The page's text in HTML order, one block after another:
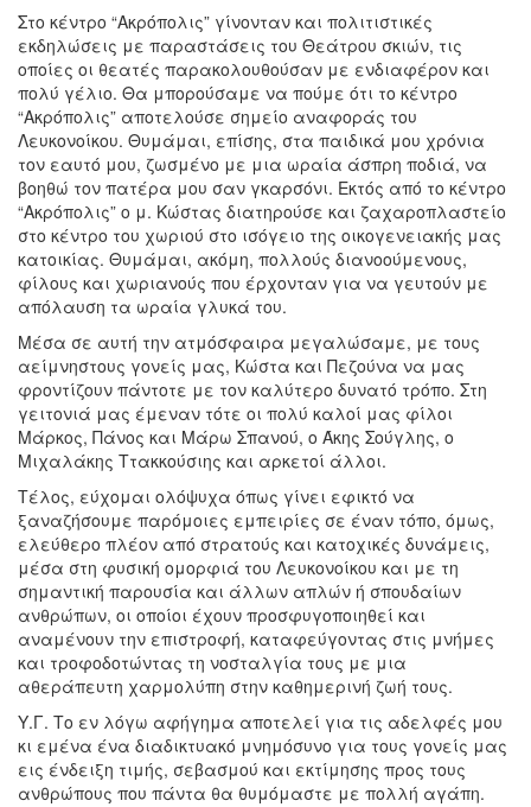
Στο κέντρο “Ακρόπολις” γίνονταν και πολιτιστικές
εκδηλώσεις με παραστάσεις του Θεάτρου σκιών, τις
οποίες οι θεατές παρακολουθούσαν με ενδιαφέρον και
πολύ γέλιο. Θα μπορούσαμε να πούμε ότι το κέντρο
“Ακρόπολις” αποτελούσε σημείο αναφοράς του
Λευκονοίκου. Θυμάμαι, επίσης, στα παιδικά μου χρόνια
τον εαυτό μου, ζωσμένο με μια ωραία άσπρη ποδιά, να
βοηθώ τον πατέρα μου σαν γκαρσόνι. Εκτός από το κέντρο
“Ακρόπολις” ο μ. Κώστας διατηρούσε και ζαχαροπλαστείο
στο κέντρο του χωριού στο ισόγειο της οικογενειακής μας
κατοικίας. Θυμάμαι, ακόμη, πολλούς διανοούμενους,
φίλους και χωριανούς που έρχονταν για να γευτούν με
απόλαυση τα ωραία γλυκά του.
Μέσα σε αυτή την ατμόσφαιρα μεγαλώσαμε, με τους
αείμνηστους γονείς μας, Κώστα και Πεζούνα να μας
φροντίζουν πάντοτε με τον καλύτερο δυνατό τρόπο. Στη
γειτονιά μας έμεναν τότε οι πολύ καλοί μας φίλοι
Μάρκος, Πάνος και Μάρω Σπανού, ο Άκης Σούγλης, ο
Μιχαλάκης Ττακκούσιης και αρκετοί άλλοι.
Τέλος, εύχομαι ολόψυχα όπως γίνει εφικτό να
ξαναζήσουμε παρόμοιες εμπειρίες σε έναν τόπο, όμως,
ελεύθερο πλέον από στρατούς και κατοχικές δυνάμεις,
μέσα στη φυσική ομορφιά του Λευκονοίκου και με τη
σημαντική παρουσία και άλλων απλών ή σπουδαίων
ανθρώπων, οι οποίοι έχουν προσφυγοποιηθεί και
αναμένουν την επιστροφή, καταφεύγοντας στις μνήμες
και τροφοδοτώντας τη νοσταλγία τους με μια
αθεράπευτη χαρμολύπη στην καθημερινή ζωή τους.
Υ.Γ. Το εν λόγω αφήγημα αποτελεί για τις αδελφές μου
κι εμένα ένα διαδικτυακό μνημόσυνο για τους γονείς μας
εις ένδειξη τιμής, σεβασμού και εκτίμησης προς τους
ανθρώπους που πάντα θα θυμόμαστε με πολλή αγάπη.